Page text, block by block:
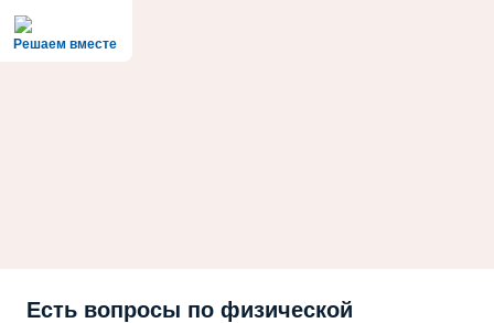
Решаем вместе
Есть вопросы по физической